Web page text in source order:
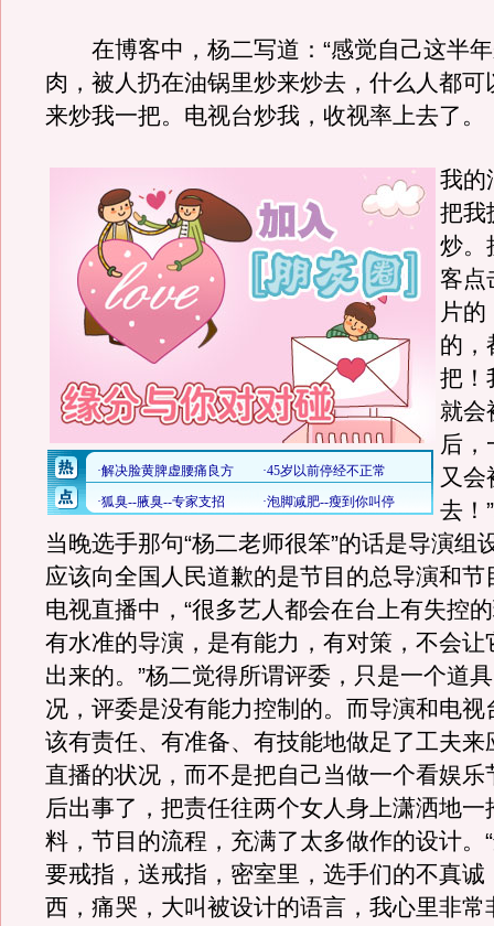
在博客中，杨二写道：“感觉自己这半年
肉，被人扔在油锅里炒来炒去，什么人都可
来炒我一把。电视台炒我，收视率上去了。
我的
把我
炒。
客点
片
的，
把！
就会
后，
又会
去！
当晚选手那句“杨二老师很笨”的话是导演组
应该向全国人民道歉的是节目的总导演和节
电视直播中，“很多艺人都会在台上有失控
有水准的导演，是有能力，有对策，不会让
出来的。”杨二觉得所谓评委，只是一个道
况，评委是没有能力控制的。而导演和电视
该有责任、有准备、有技能地做足了工夫来
直播的状况，而不是把自己当做一个看娱乐
后出事了，把责任往两个女人身上潇洒地一
料，节目的流程，充满了太多做作的设计。
要戒指，送戒指，密室里，选手们的不真诚
西，痛哭，大叫被设计的语言，我心里非常